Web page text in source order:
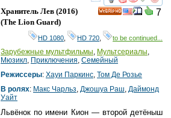
смотреть
7
Хранитель Лев (2016)
(The Lion Guard)
HD 1080 HD 720 to be continued...
Зарубежные мультфильмы, Мультсериалы,
Мюзикл, Приключения, Семейный
Режиссеры: Хауи Паркинс, Том Де Розье
В ролях: Макс Чарльз, Джошуа Раш, Даймонд
Уайт
Львёнок по имени Кион — второй детёныш